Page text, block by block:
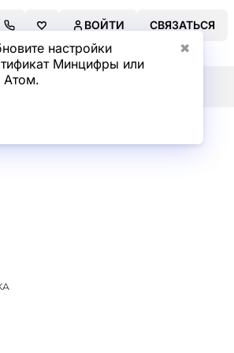
настройки
Минцифры или
Атом.
✖
ВОЙТИ СВЯЗАТЬСЯ